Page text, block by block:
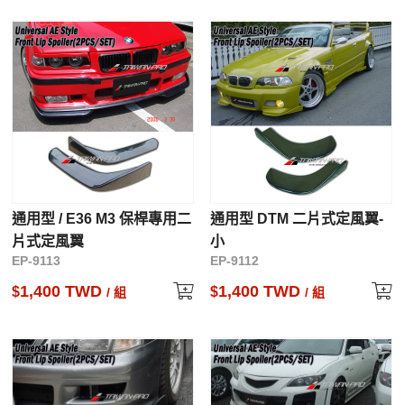
通用型 / E36 M3 保桿專用二
片式定風翼
EP-9113
$1,400 TWD/ 組
通用型 DTM 二片式定風翼-
小
EP-9112
$1,400 TWD/ 組